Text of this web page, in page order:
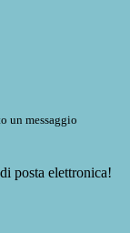
un messaggio
posta elettronica!